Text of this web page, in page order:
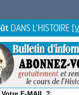
DANS L'HISTOIRE